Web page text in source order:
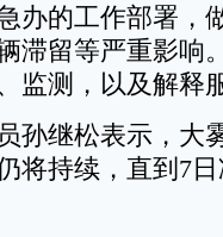
办的工作部署，
滞留等严重影响
监测，以及解释
继松表示，大
将持续，直到7